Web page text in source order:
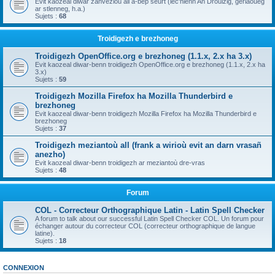
ar stlenneg, h.a.)
Sujets : 68
Troidigezh e brezhoneg
Troidigezh OpenOffice.org e brezhoneg (1.1.x, 2.x ha 3.x)
Evit kaozeal diwar-benn troidigezh OpenOffice.org e brezhoneg (1.1.x, 2.x ha
3.x)
Sujets : 59
Troidigezh Mozilla Firefox ha Mozilla Thunderbird e
brezhoneg
Evit kaozeal diwar-benn troidigezh Mozilla Firefox ha Mozilla Thunderbird e
brezhoneg
Sujets : 37
Troidigezh meziantoù all (frank a wirioù evit an darn vrasañ
anezho)
Evit kaozeal diwar-benn troidigezh ar meziantoù dre-vras
Sujets : 48
Forum
COL - Correcteur Orthographique Latin - Latin Spell Checker
A forum to talk about our successful Latin Spell Checker COL. Un forum pour
échanger autour du correcteur COL (correcteur orthographique de langue
latine).
Sujets : 18
CONNEXION